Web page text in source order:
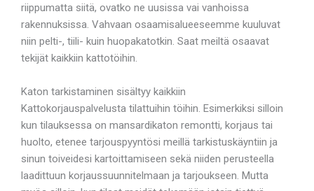
riippumatta siitä, ovatko ne uusissa vai vanhoissa
rakennuksissa. Vahvaan osaamisalueeseemme kuuluvat
niin pelti-, tiili- kuin huopakatotkin. Saat meiltä osaavat
tekijät kaikkiin kattotöihin.
Katon tarkistaminen sisältyy kaikkiin
Kattokorjauspalvelusta tilattuihin töihin. Esimerkiksi silloin
kun tilauksessa on mansardikaton remontti, korjaus tai
huolto, etenee tarjouspyyntösi meillä tarkistuskäyntiin ja
sinun toiveidesi kartoittamiseen sekä niiden perusteella
laadittuun korjaussuunnitelmaan ja tarjoukseen. Mutta